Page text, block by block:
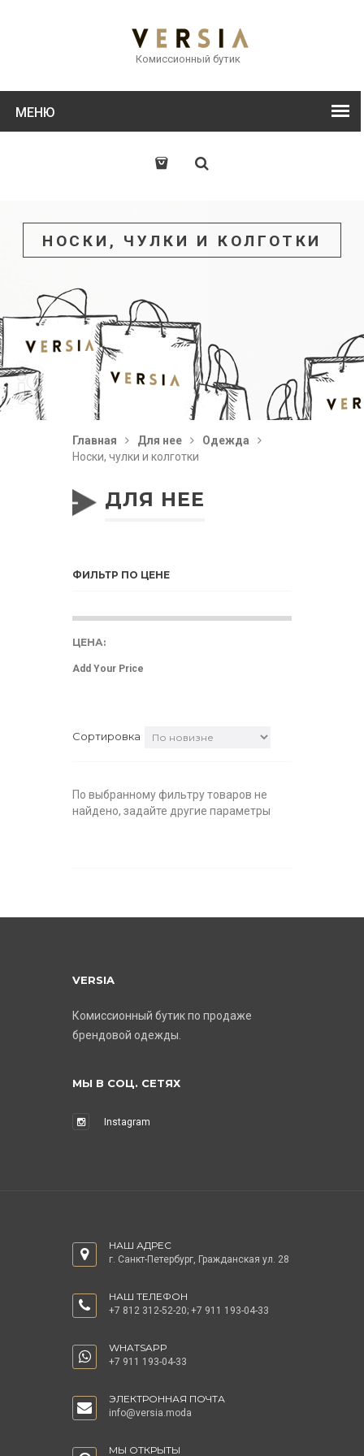
Комиссионный бутик
МЕНЮ
НОСКИ, ЧУЛКИ И КОЛГОТКИ
Главная Для нее
Одежда
Носки, чулки и колготки
ДЛЯ НЕЕ
ФИЛЬТР ПО ЦЕНЕ
ЦЕНА:
Сортировка
По выбранному фильтру товаров не
найдено, задайте другие параметры
VERSIA
Комиссионный бутик по продаже
брендовой одежды.
МЫ В СОЦ. СЕТЯХ
Instagram
НАШ АДРЕС
г. Санкт-Петербург, Гражданская ул. 28
НАШ ТЕЛЕФОН
+7 812 312-52-20; +7 911 193-04-33
WHATSAPP
+7 911 193-04-33
ЭЛЕКТРОННАЯ ПОЧТА
info@versia.moda
МЫ ОТКРЫТЫ